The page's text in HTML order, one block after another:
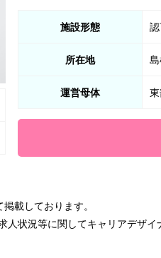
施設形態
所在地
運営母体
載しております。
状況等に関してキャリアデザ